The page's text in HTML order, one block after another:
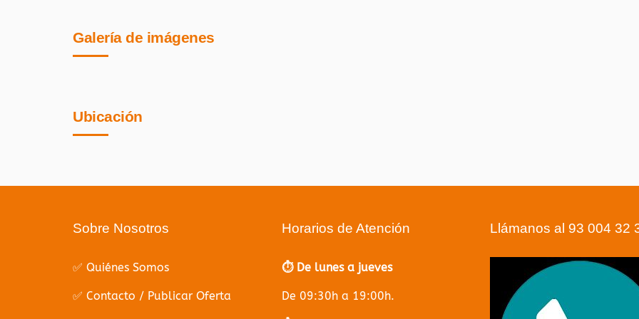
Galería de imágenes
Ubicación
Sobre Nosotros
✅ Quiénes Somos
✅ Contacto / Publicar Oferta
Horarios de Atención
⏱️ De lunes a jueves
De 09:30h a 19:00h.
Llámanos al 93 004 32